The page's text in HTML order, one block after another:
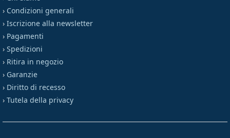
› Condizioni generali
› Iscrizione alla newsletter
› Pagamenti
› Spedizioni
› Ritira in negozio
› Garanzie
› Diritto di recesso
› Tutela della privacy